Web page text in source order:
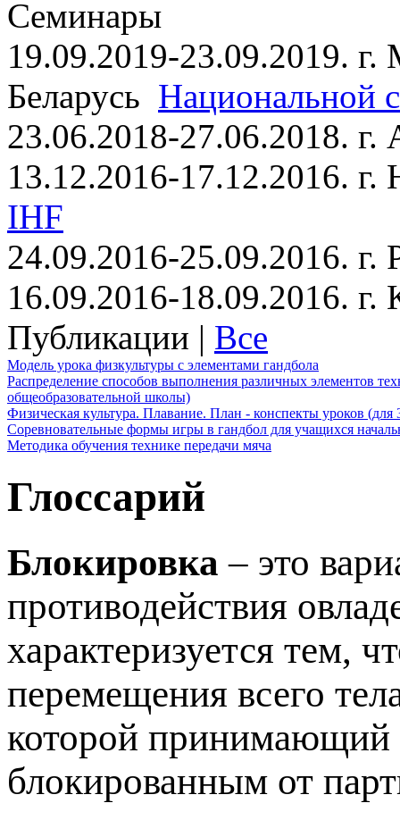
Семинары
19.09.2019-23.09.2019. г.
Беларусь Национальной
23.06.2018-27.06.2018.
13.12.2016-17.12.2016.
IHF
24.09.2016-25.09.2016. г.
16.09.2016-18.09.2016.
Публикации | Все
Модель урока физкультуры с элементами гандбола
Распределение способов выполнения различных элементов
общеобразовательной школы)
Физическая культура. Плавание. План - конспекты уроков (для
Соревновательные формы игры в гандбол для учащихся
Методика обучения технике передачи мяча
Глоссарий
Блокировка – это
противодействия
характеризуется тем,
перемещения всего
которой принимающий
блокированным от